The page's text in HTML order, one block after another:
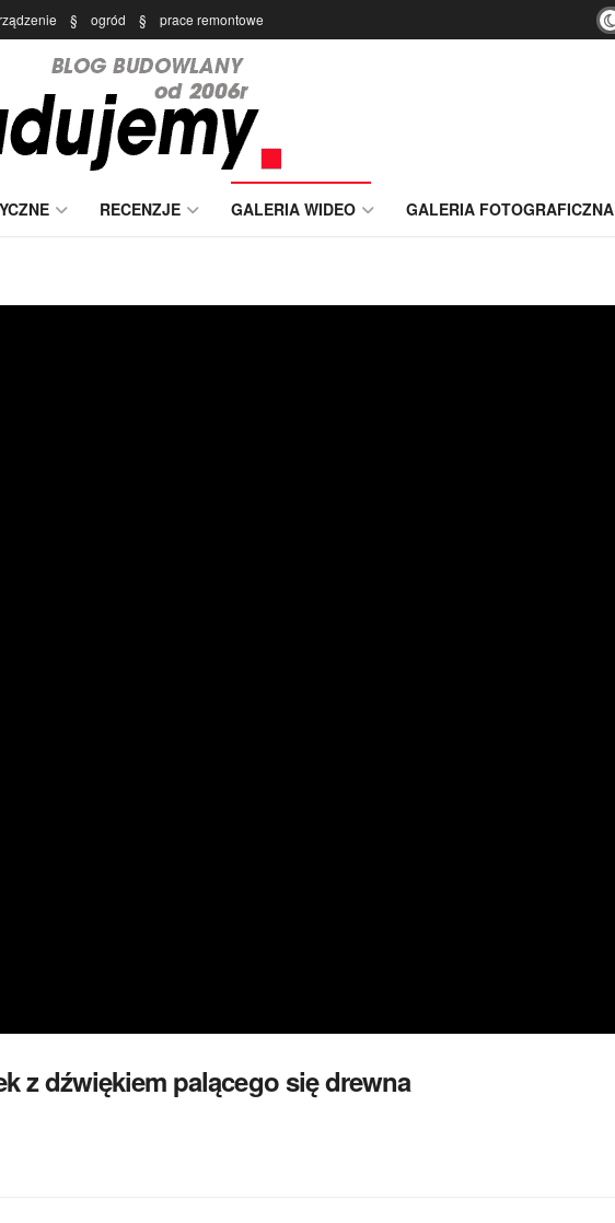
§ ogród § prace remontowe
RECENZJE GALERIA WIDEO GALERIA FOTOGRAFICZNA
z dźwiękiem palącego się drewna